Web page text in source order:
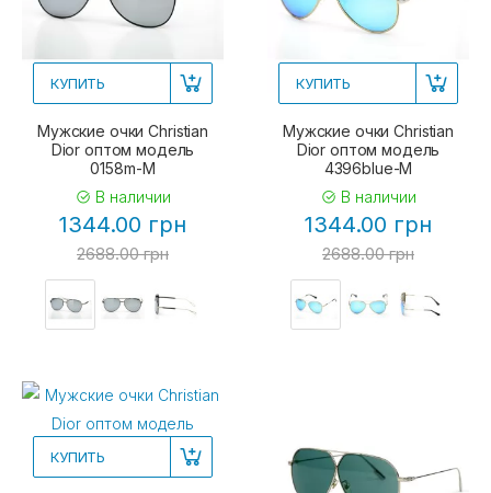
КУПИТЬ
Мужские очки Christian
Dior оптом модель
0158m-M
В наличии
1344.00 грн
2688.00 грн
КУПИТЬ
Мужские очки Christian
Dior оптом модель
4396blue-M
В наличии
1344.00 грн
2688.00 грн
КУПИТЬ